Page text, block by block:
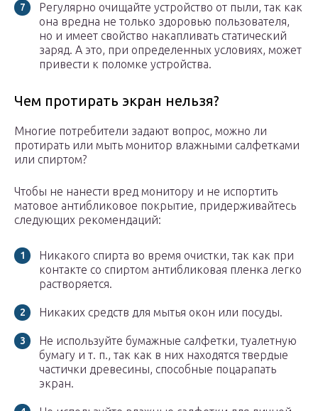
Регулярно очищайте устройство от пыли, так как
она вредна не только здоровью пользователя,
но и имеет свойство накапливать статический
заряд. А это, при определенных условиях, может
привести к поломке устройства.
Чем протирать экран нельзя?
Многие потребители задают вопрос, можно ли
протирать или мыть монитор влажными салфетками
или спиртом?
Чтобы не нанести вред монитору и не испортить
матовое антибликовое покрытие, придерживайтесь
следующих рекомендаций:
Никакого спирта во время очистки, так как при
контакте со спиртом антибликовая пленка легко
растворяется.
Никаких средств для мытья окон или посуды.
Не используйте бумажные салфетки, туалетную
бумагу и т. п., так как в них находятся твердые
частички древесины, способные поцарапать
экран.